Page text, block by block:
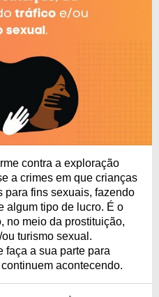
contra a exploração
a crimes em que crianças
para fins sexuais, fazendo
algum tipo de lucro. É o
no meio da prostituição,
turismo sexual.
faça a sua parte para
acontecendo.